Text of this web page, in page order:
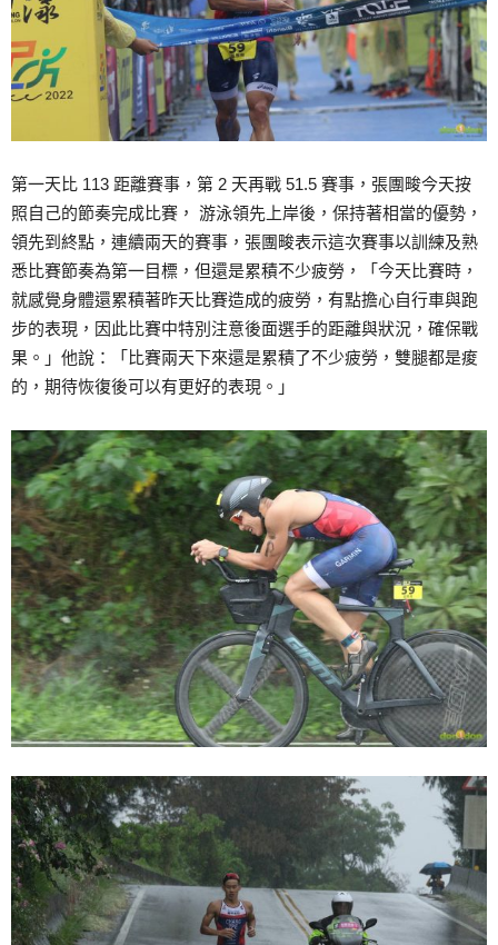
第一天比 113 距離賽事，第 2 天再戰 51.5 賽事，張團畯今天按
照自己的節奏完成比賽， 游泳領先上岸後，保持著相當的優勢，
領先到終點，連續兩天的賽事，張團畯表示這次賽事以訓練及熟
悉比賽節奏為第一目標，但還是累積不少疲勞，「今天比賽時，
就感覺身體還累積著昨天比賽造成的疲勞，有點擔心自行車與跑
步的表現，因此比賽中特別注意後面選手的距離與狀況，確保戰
果。」他說：「比賽兩天下來還是累積了不少疲勞，雙腿都是痠
的，期待恢復後可以有更好的表現。」